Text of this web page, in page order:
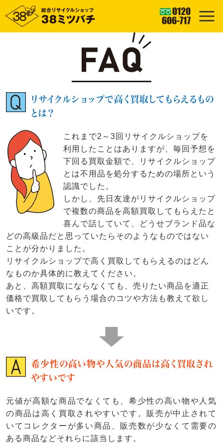
リサイクルショップで高く買取してもらえるもの
とは？
これまで2～3回リサイクルショップを
利用したことはありますが、毎回予想を
下回る買取金額で、リサイクルショップ
とは不用品を処分するための場所という
認識でした。
しかし、先日友達がリサイクルショップ
で複数の商品を高額買取してもらえたと
喜んで話していて、どうせブランド品な
どの高級品だと思っていたらそのようなものではない
ことが分かりました。
リサイクルショップで高く買取してもらえるのはどん
なものか具体的に教えてください。
あと、高額買取にならなくても、売りたい商品を適正
価格で買取してもらう場合のコツや方法も教えて欲し
いです。
希少性の高い物や人気の商品は高く買取され
やすいです
元値が高額な商品でなくても、希少性の高い物や人気
の商品は高く買取されやすいです。販売が中止されて
いてコレクターが多い商品、販売数が少なくて需要の
ある商品などそれらに該当します。